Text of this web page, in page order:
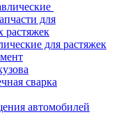
для
растяжек
для растяжек
сварка
автомобилей